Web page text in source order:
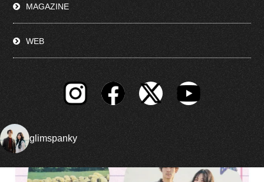
MAGAZINE
WEB
glimspanky